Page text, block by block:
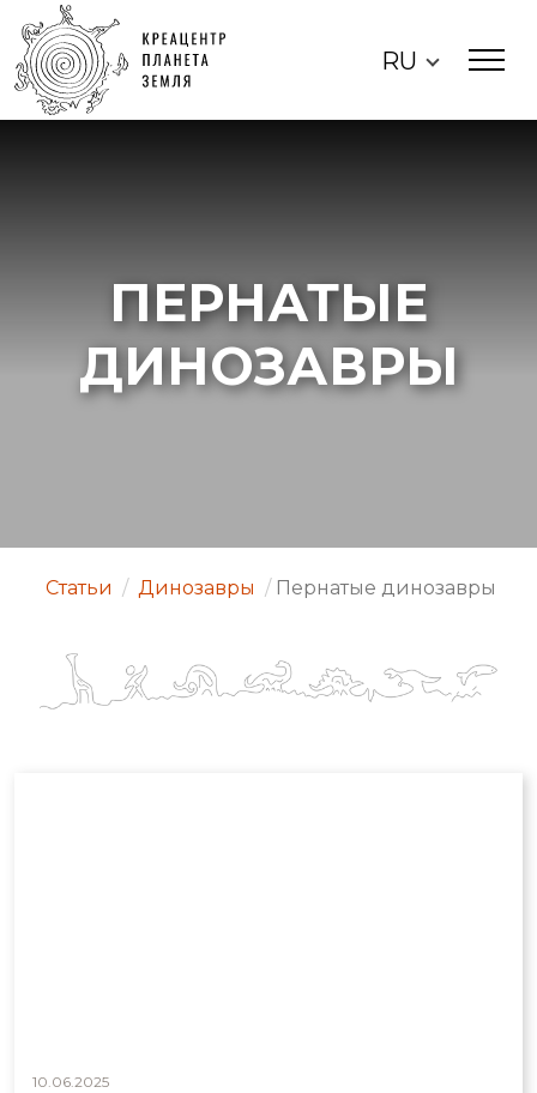
RU
ПЕРНАТЫЕ
ДИНОЗАВРЫ
Статьи / Динозавры / Пернатые динозавры
10.06.2025